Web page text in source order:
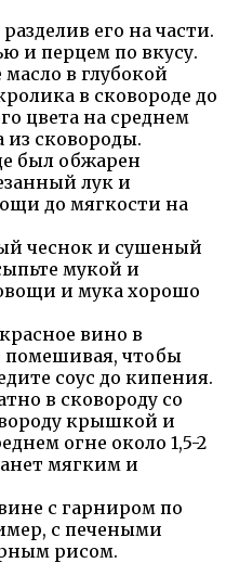
его на части.
и перцем по вкусу.
в глубокой
в сковороде до
цвета на среднем
из сковороды.
был обжарен
лук и
до мягкости на
чеснок и сушеный
мукой и
и мука хорошо
вино в
помешивая, чтобы
соус до кипения.
в сковороду со
крышкой и
огне около 1,5-2
мягким и
с гарниром по
с печеными
рисом.